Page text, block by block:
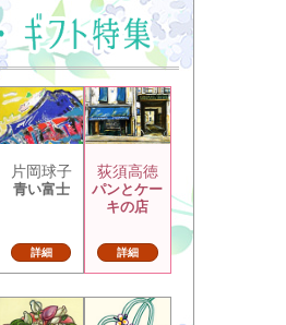
片岡球子
青い富士
詳細
荻須高徳
パンとケー
キの店
詳細